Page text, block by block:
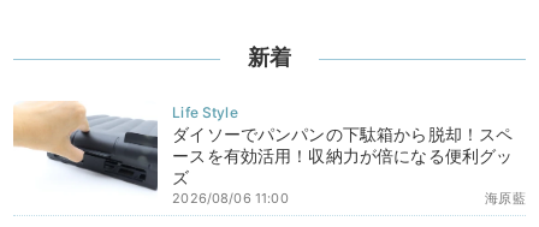
新着
ダイソーでパンパンの下駄箱から脱却！スペ
ースを有効活用！収納力が倍になる便利グッ
ズ
海原藍
2026/08/06 11:00